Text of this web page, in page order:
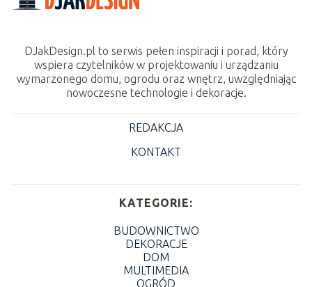
DJakDesign.pl to serwis pełen inspiracji i porad, który
wspiera czytelników w projektowaniu i urządzaniu
wymarzonego domu, ogrodu oraz wnętrz, uwzględniając
nowoczesne technologie i dekoracje.
REDAKCJA
KONTAKT
KATEGORIE:
BUDOWNICTWO
DEKORACJE
DOM
MULTIMEDIA
OGRÓD